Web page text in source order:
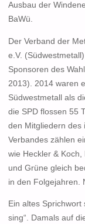
Ausbau der
BaWü.
Der Verband der
e.V.
Sponsoren des
2013). 2014 waren
Südwestmetall als
die SPD flossen 55
den Mitgliedern des
Verbandes zählen
wie Heckler &
und Grüne gleich
in den Folgejahren.
Ein altes Sprichwort
sing“. Damals auf